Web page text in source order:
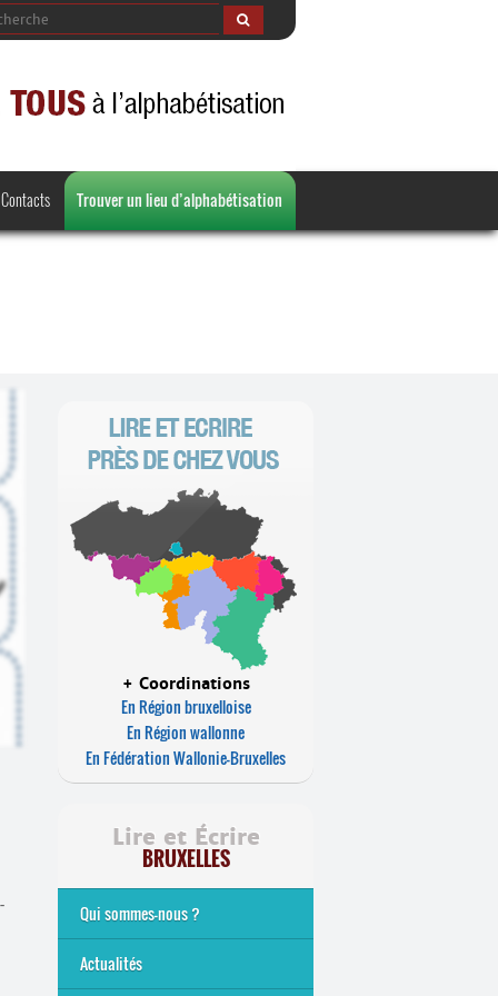
Contacts Trouver un lieu d’alphabétisation
+ Coordinations
En Région bruxelloise
En Région wallonne
En Fédération Wallonie-Bruxelles
Lire et Écrire
BRUXELLES
Qui sommes-nous ?
Analphabétisme et illettrisme
L’alphabétisation populaire
Le mouvement Lire et Écrire
Nos missions
... Tous les articles
Actualités